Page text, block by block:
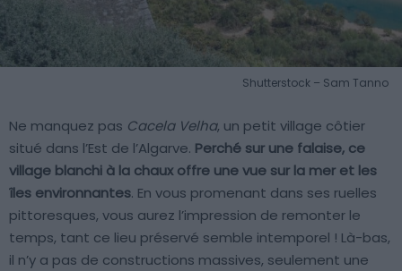
Shutterstock – Sam Tanno
Ne manquez pas Cacela Velha, un petit village côtier
situé dans l’Est de l’Algarve. Perché sur une falaise, ce
village blanchi à la chaux offre une vue sur la mer et les
îles environnantes. En vous promenant dans ses ruelles
pittoresques, vous aurez l’impression de remonter le
temps, tant ce lieu préservé semble intemporel ! Là-bas,
il n’y a pas de constructions massives, seulement une